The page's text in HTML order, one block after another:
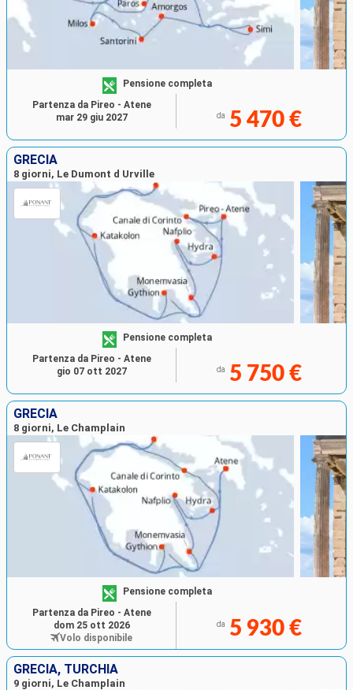
Pensione completa
da 5 470 €
Partenza da Pireo - Atene
mar 29 giu 2027
GRECIA
8 giorni, Le Dumont d Urville
Pensione completa
da 5 750 €
Partenza da Pireo - Atene
gio 07 ott 2027
GRECIA
8 giorni, Le Champlain
Pensione completa
da 5 930 €
Partenza da Pireo - Atene
dom 25 ott 2026
Volo disponibile
GRECIA, TURCHIA
9 giorni, Le Champlain